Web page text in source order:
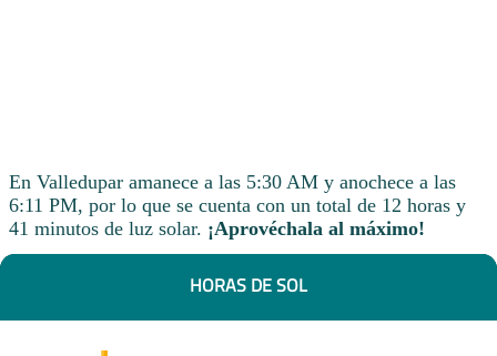
En Valledupar amanece a las 5:30 AM y anochece a las
6:11 PM, por lo que se cuenta con un total de 12 horas y
41 minutos de luz solar. ¡Aprovéchala al máximo!
HORAS DE SOL